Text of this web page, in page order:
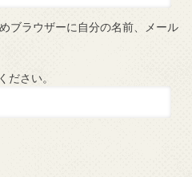
ブラウザーに自分の名前、メール
ださい。